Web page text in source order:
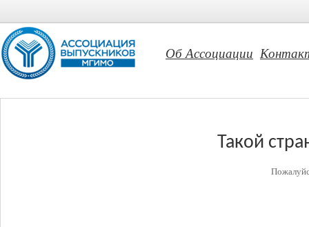
Об Ассоциации
Такой